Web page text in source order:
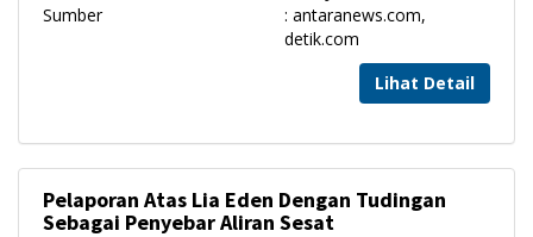
Sumber
: antaranews.com,
detik.com
Lihat Detail
Pelaporan Atas Lia Eden Dengan Tudingan
Sebagai Penyebar Aliran Sesat